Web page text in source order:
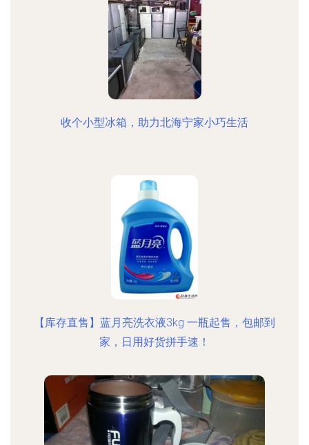
收个小型冰箱，助力北海宁家小巧生活
【库存直售】蓝月亮洗衣液3kg 一瓶起售，包邮到
家，日用好货拼手速！